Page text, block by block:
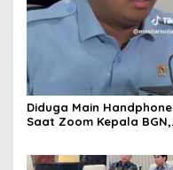
Diduga Main Handphone
Saat Zoom Kepala BGN,
Papua